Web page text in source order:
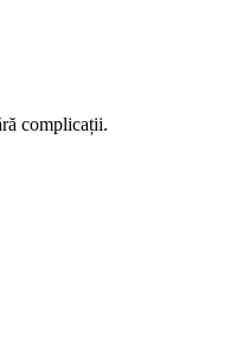
complicații.